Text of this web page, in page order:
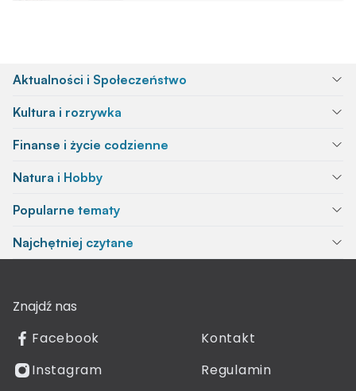
Aktualności i Społeczeństwo
Kultura i rozrywka
Finanse i życie codzienne
Natura i Hobby
Popularne tematy
Najchętniej czytane
Znajdź nas
Facebook
Instagram
Kontakt
Regulamin